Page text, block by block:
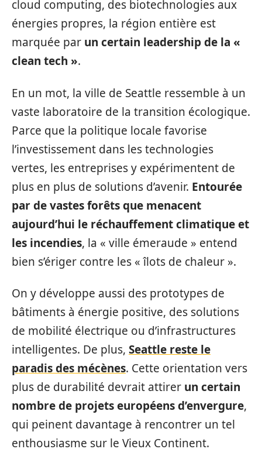
cloud computing, des biotechnologies aux
énergies propres, la région entière est
marquée par un certain leadership de la «
clean tech ».
En un mot, la ville de Seattle ressemble à un
vaste laboratoire de la transition écologique.
Parce que la politique locale favorise
l’investissement dans les technologies
vertes, les entreprises y expérimentent de
plus en plus de solutions d’avenir. Entourée
par de vastes forêts que menacent
aujourd’hui le réchauffement climatique et
les incendies, la « ville émeraude » entend
bien s’ériger contre les « îlots de chaleur ».
On y développe aussi des prototypes de
bâtiments à énergie positive, des solutions
de mobilité électrique ou d’infrastructures
intelligentes. De plus, Seattle reste le
paradis des mécènes. Cette orientation vers
plus de durabilité devrait attirer un certain
nombre de projets européens d’envergure,
qui peinent davantage à rencontrer un tel
enthousiasme sur le Vieux Continent.